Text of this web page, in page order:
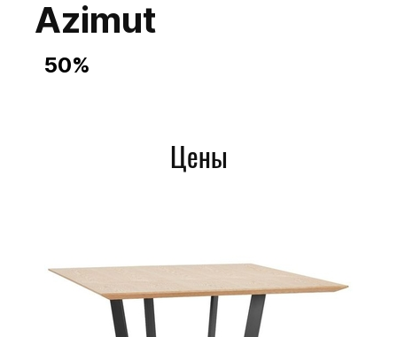
Azimut
50%
Дуб
влаги
Доставка до обьекта по РФ
Цены